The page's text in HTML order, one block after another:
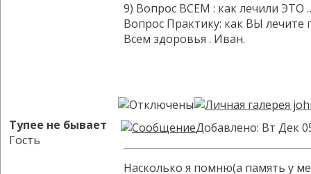
9) Вопрос ВСЕМ : как лечили ЭТО
Вопрос Практику: как ВЫ
Всем здоровья . Иван.
Тупее не бывает
Гость
Добавлено: Вт Дек
Насколько я помню(а память у